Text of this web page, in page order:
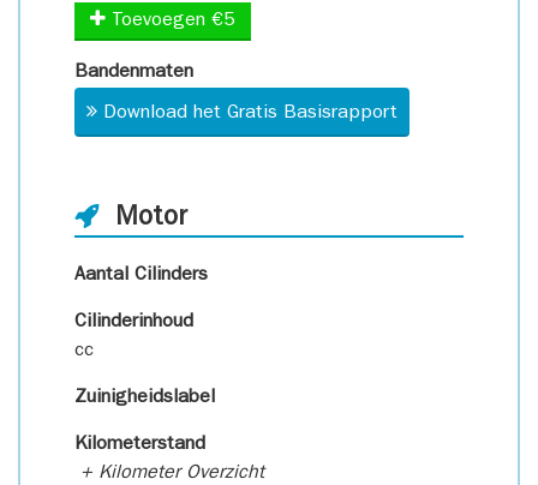
Toevoegen €5
Bandenmaten
Download het Gratis Basisrapport
Motor
Aantal Cilinders
Cilinderinhoud
cc
Zuinigheidslabel
Kilometerstand
+ Kilometer Overzicht